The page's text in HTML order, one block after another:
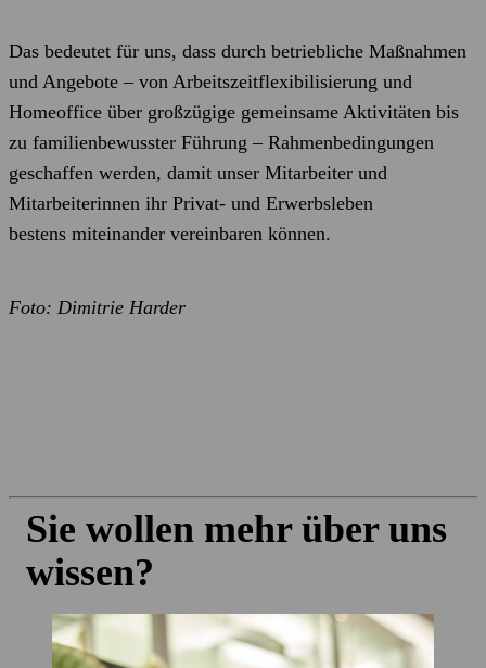
Das bedeutet für uns, dass durch betriebliche Maßnahmen
und Angebote – von Arbeitszeitflexibilisierung und
Homeoffice über großzügige gemeinsame Aktivitäten bis
zu familienbewusster Führung – Rahmenbedingungen
geschaffen werden, damit unser Mitarbeiter und
Mitarbeiterinnen ihr Privat- und Erwerbsleben
bestens miteinander vereinbaren können.
Foto: Dimitrie Harder
Sie wollen mehr über uns
wissen?